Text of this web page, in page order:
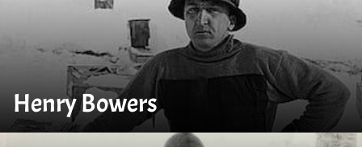
Henry Bowers